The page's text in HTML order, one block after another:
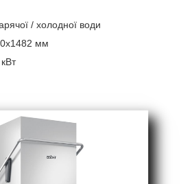
/ холодної води
мм